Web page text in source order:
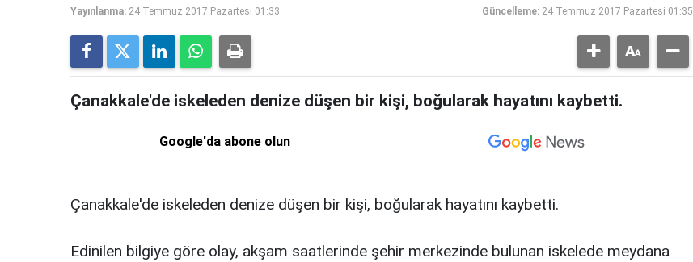
Yayınlanma: 24 Temmuz 2017 Pazartesi 01:33 Güncelleme: 24 Temmuz 2017 Pazartesi 01:35
Çanakkale'de iskeleden denize düşen bir kişi, boğularak hayatını kaybetti.
Google'da abone olun
Çanakkale'de iskeleden denize düşen bir kişi, boğularak hayatını kaybetti.
Edinilen bilgiye göre olay, akşam saatlerinde şehir merkezinde bulunan iskelede meydana